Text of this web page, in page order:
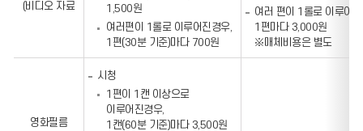
(비디오 자료
1,500원
여러편이 1롤로 이루어진경우,
1편(30분 기준)마다 700원
여러 편이 1롤로 이루어
1편마다 3,000원
※매체비용은 별도
영화필름
시청
1편이 1캔 이상으로
이루어진경우,
1캔(60분 기준)마다 3,500원